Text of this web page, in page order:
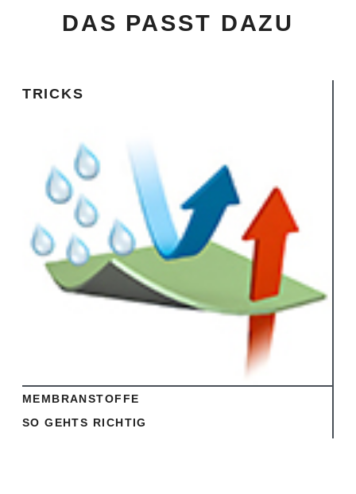
DAS PASST DAZU
TRICKS
Ansehen
MEMBRANSTOFFE
SO GEHTS RICHTIG